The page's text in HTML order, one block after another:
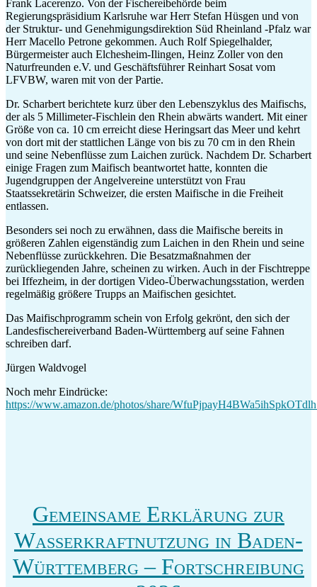
Frank Lacerenzo. Von der Fischereibehörde beim
Regierungspräsidium Karlsruhe war Herr Stefan Hüsgen und von
der Struktur- und Genehmigungsdirektion Süd Rheinland -Pfalz war
Herr Macello Petrone gekommen. Auch Rolf Spiegelhalder,
Bürgermeister auch Elchesheim-Ilingen, Heinz Zoller von den
Naturfreunden e.V. und Geschäftsführer Reinhart Sosat vom
LFVBW, waren mit von der Partie.
Dr. Scharbert berichtete kurz über den Lebenszyklus des Maifischs,
der als 5 Millimeter-Fischlein den Rhein abwärts wandert. Mit einer
Größe von ca. 10 cm erreicht diese Heringsart das Meer und kehrt
von dort mit der stattlichen Länge von bis zu 70 cm in den Rhein
und seine Nebenflüsse zum Laichen zurück. Nachdem Dr. Scharbert
einige Fragen zum Maifisch beantwortet hatte, konnten die
Jugendgruppen der Angelvereine unterstützt von Frau
Staatssekretärin Schweizer, die ersten Maifische in die Freiheit
entlassen.
Besonders sei noch zu erwähnen, dass die Maifische bereits in
größeren Zahlen eigenständig zum Laichen in den Rhein und seine
Nebenflüsse zurückkehren. Die Besatzmaßnahmen der
zurückliegenden Jahre, scheinen zu wirken. Auch in der Fischtreppe
bei Iffezheim, in der dortigen Video-Überwachungsstation, werden
regelmäßig größere Trupps an Maifischen gesichtet.
Das Maifischprogramm schein von Erfolg gekrönt, den sich der
Landesfischereiverband Baden-Württemberg auf seine Fahnen
schreiben darf.
Jürgen Waldvogel
Noch mehr Eindrücke:
https://www.amazon.de/photos/share/
Gemeinsame Erklärung zur
Wasserkraftnutzung in Baden-
Württemberg – Fortschreibung